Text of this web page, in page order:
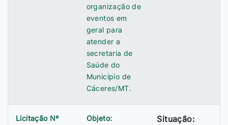
organização de
eventos em
geral para
atender a
secretaria de
Saúde do
Município de
Cáceres/MT.
Licitação Nº
Objeto:
Situação: